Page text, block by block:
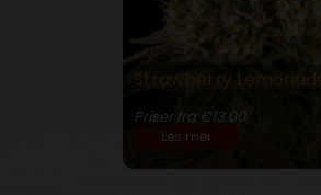
Strawberry
Priser fra €13.00
Les mer